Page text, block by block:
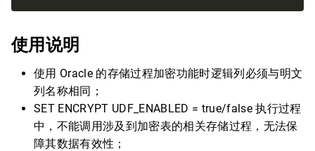
使用说明
使用 Oracle 的存储过程加密功能时逻辑列必须与明文
列名称相同；
SET ENCRYPT UDF_ENABLED = true/false 执行过程
中，不能调用涉及到加密表的相关存储过程，无法保
障其数据有效性；